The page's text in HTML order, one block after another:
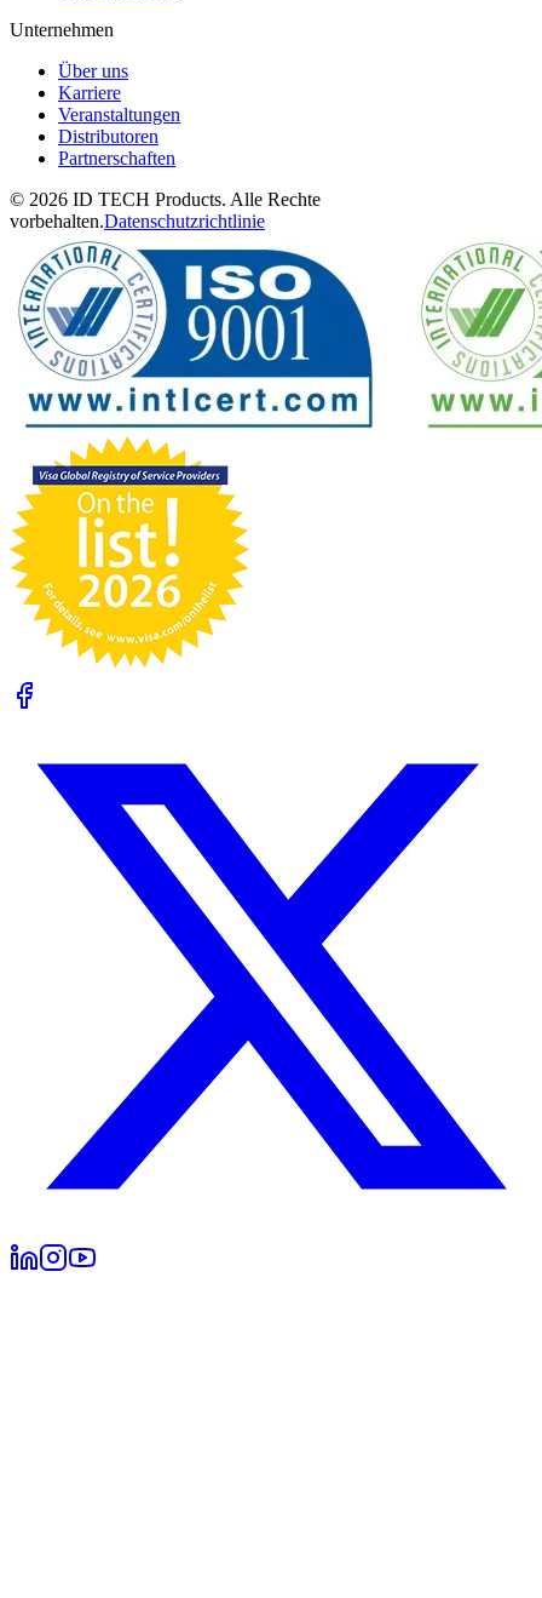
Unternehmen
Über uns
Karriere
Veranstaltungen
Distributoren
Partnerschaften
© 2026 ID TECH Products. Alle Rechte
vorbehalten.Datenschutzrichtlinie